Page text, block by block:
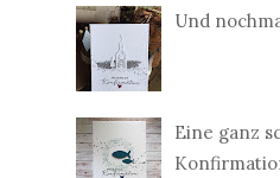
Und
Eine ganz